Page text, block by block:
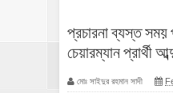
প্রচারনা ব্যস্ত
চেয়ারম্যান প্রার্থী
মোঃ সাইদুর রহমান সাদী